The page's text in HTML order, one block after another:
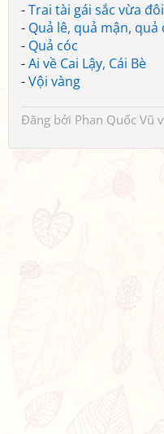
-Trai tài gái sắc vừa đôi
- Quả lê, quả mận, quả
- Quả cóc
-Ai về Cai Lậy, Cái Bè
-Vội vàng
Đăng bởi Phan Quốc Vũ